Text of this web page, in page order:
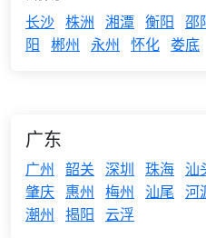
长沙 株洲 湘潭 衡阳 邵
阳 郴州 永州 怀化 娄底
广东
广州 韶关 深圳 珠海 汕
肇庆 惠州 梅州 汕尾 河
潮州 揭阳 云浮